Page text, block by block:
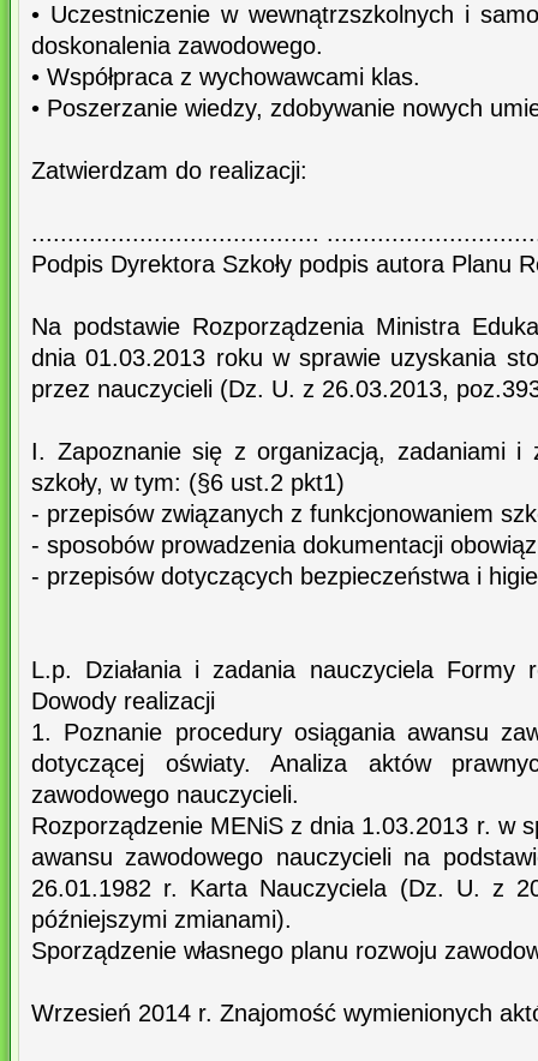
• Uczestniczenie w wewnątrzszkolnych i
doskonalenia zawodowego.
• Współpraca z wychowawcami klas.
• Poszerzanie wiedzy, zdobywanie nowych
Zatwierdzam do realizacji:
........................................
Podpis Dyrektora Szkoły podpis autora Planu
Na podstawie Rozporządzenia Ministra
dnia 01.03.2013 roku w sprawie uzyskania
przez nauczycieli (Dz. U. z 26.03.2013,
I. Zapoznanie się z organizacją, zadaniami i
szkoły, w tym: (§6 ust.2 pkt1)
- przepisów związanych z funkcjonowaniem
- sposobów prowadzenia dokumentacji
- przepisów dotyczących bezpieczeństwa i
L.p. Działania i zadania nauczyciela Formy
Dowody realizacji
1. Poznanie procedury osiągania awansu
dotyczącej oświaty. Analiza aktów
zawodowego nauczycieli.
Rozporządzenie MENiS z dnia 1.03.2013 r. w
awansu zawodowego nauczycieli na
26.01.1982 r. Karta Nauczyciela (Dz. U. z
późniejszymi zmianami).
Sporządzenie własnego planu rozwoju
Wrzesień 2014 r. Znajomość wymienionych